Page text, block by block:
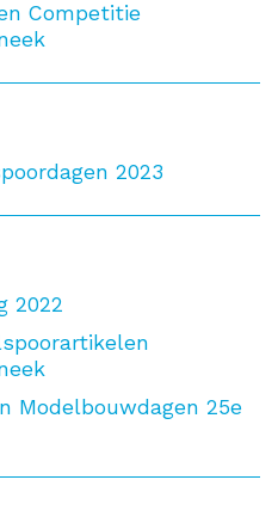
Competitie
2023
2022
Modelbouwdagen 25e